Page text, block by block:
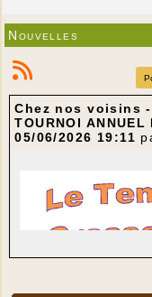
Nouvelles
Chez nos voisins -
TOURNOI ANNUEL
05/06/2026 19:11